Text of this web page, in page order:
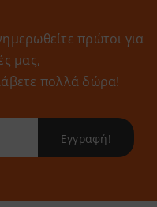
πρώτοι για
μας,
πολλά δώρα!
Εγγραφή!